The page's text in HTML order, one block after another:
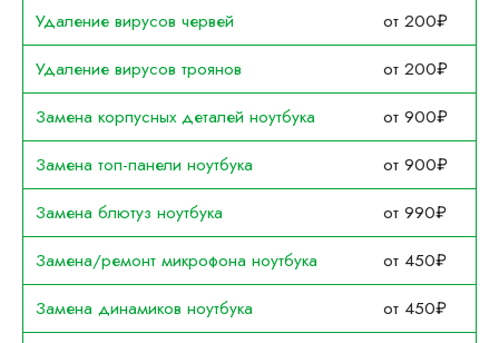
Удаление вирусов червей
от 200₽
Удаление вирусов троянов
от 200₽
Замена корпусных деталей ноутбука
от 900₽
Замена топ-панели ноутбука
от 900₽
Замена блютуз ноутбука
от 990₽
Замена/ремонт микрофона ноутбука
от 450₽
Замена динамиков ноутбука
от 450₽